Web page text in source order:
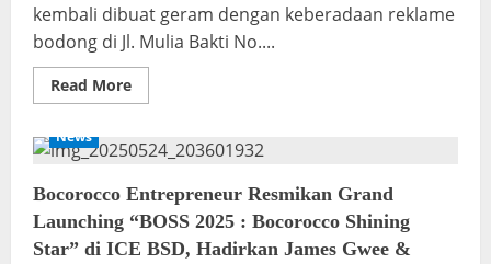
PMK
kembali dibuat geram dengan keberadaan reklame
bodong di Jl. Mulia Bakti No....
Read MoreRead
more
Bodong
di
Mulia
Bakti
No.
10
Meresahkan
News
Bocorocco Entrepreneur Resmikan Grand
Launching “BOSS 2025 : Bocorocco Shining
Star” di ICE BSD, Hadirkan James Gwee &